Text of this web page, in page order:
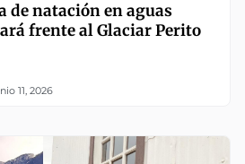
de natación en aguas
frente al Glaciar Perito
11, 2026